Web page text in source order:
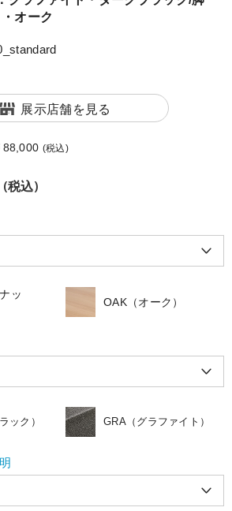
オーク
展示店舗を見る
88,000 (税込)
(税込)
ッ
OAK（オーク）
ック） GRA（グラファイト）